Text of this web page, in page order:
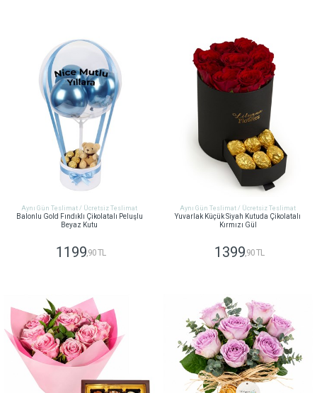
Aynı Gün Teslimat / Ücretsiz Teslimat
Balonlu Gold Fındıklı Çikolatalı Peluşlu
Beyaz Kutu
1199 ,90 TL
Aynı Gün Teslimat / Ücretsiz Teslimat
Yuvarlak Küçük Siyah Kutuda Çikolatalı
Kırmızı Gül
1399 ,90 TL